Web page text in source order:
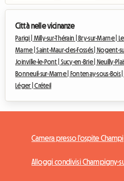
Città nelle vicinanze
Parigi | Milly-sur-Thérain | Bry-sur-Marne |
Marne |Saint-Maur-des-Fossés | Nogent-
Joinville-le-Pont | Sucy-en-Brie | Neuilly-
Bonneuil-sur-Marne |
Fontenay-sous-Bois |
Léger |Créteil
Camera presso l'ospite
Alloggi condivisi Champigny-